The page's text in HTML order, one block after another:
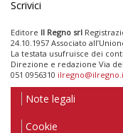
Scrivici
Editore Il Regno srl
24.10.1957 Associato
La testata usufruisce dei
Direzione e redazione Via
051 0956310
Note legali
Cookie